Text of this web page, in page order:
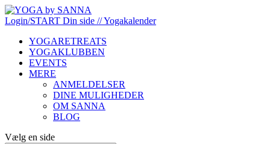
Login/START Din side // Yogakalender
YOGARETREATS
YOGAKLUBBEN
EVENTS
MERE
ANMELDELSER
DINE MULIGHEDER
OM SANNA
BLOG
Vælg en side